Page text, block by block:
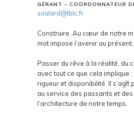
GÉRANT – COORDONNATEUR
soulard@lblc.fr
Construire. Au cœur de notre
mot impose l’avenir au présent.
Passer du rêve à la réalité, du
avec tout ce que cela implique
rigueur et disponibilité. Il s’agît
au service des passants et
l’architecture de notre temps.